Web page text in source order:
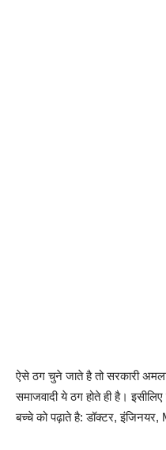
ऐसे ठग चुने जाते है तो सरकारी
समाजवादी ये ठग होते ही है।
बच्चे को पढ़ाते है: डॉक्टर, इंजिनयर,